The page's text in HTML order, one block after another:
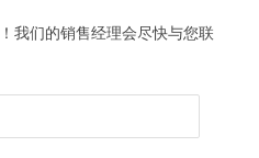
我们的销售经理会尽快与您联